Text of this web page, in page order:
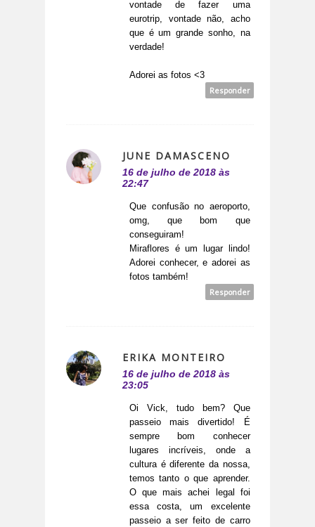
vontade de fazer uma
eurotrip, vontade não, acho
que é um grande sonho, na
verdade!
Adorei as fotos <3
Responder
JUNE DAMASCENO
16 de julho de 2018 às
22:47
Que confusão no aeroporto,
omg, que bom que
conseguiram!
Miraflores é um lugar lindo!
Adorei conhecer, e adorei as
fotos também!
Responder
ERIKA MONTEIRO
16 de julho de 2018 às
23:05
Oi Vick, tudo bem? Que
passeio mais divertido! É
sempre bom conhecer
lugares incríveis, onde a
cultura é diferente da nossa,
temos tanto o que aprender.
O que mais achei legal foi
essa costa, um excelente
passeio a ser feito de carro